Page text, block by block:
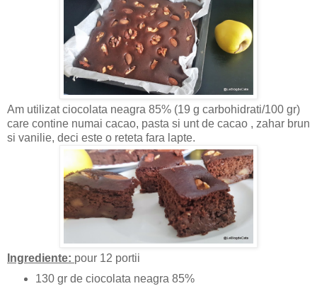
Am utilizat ciocolata neagra 85% (19 g carbohidrati/100 gr)
care contine numai cacao, pasta si unt de cacao , zahar brun
si vanilie, deci este o reteta fara lapte.
Ingrediente: pour 12 portii
130 gr de ciocolata neagra 85%